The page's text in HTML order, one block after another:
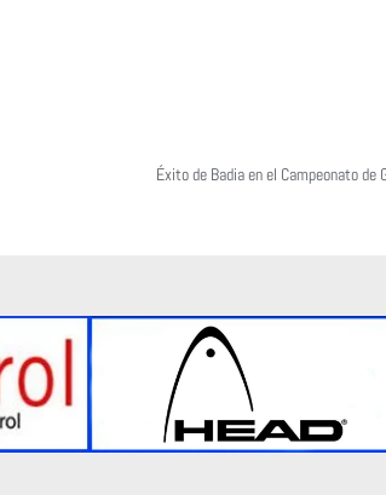
Éxito de Badia en el Campeonato de